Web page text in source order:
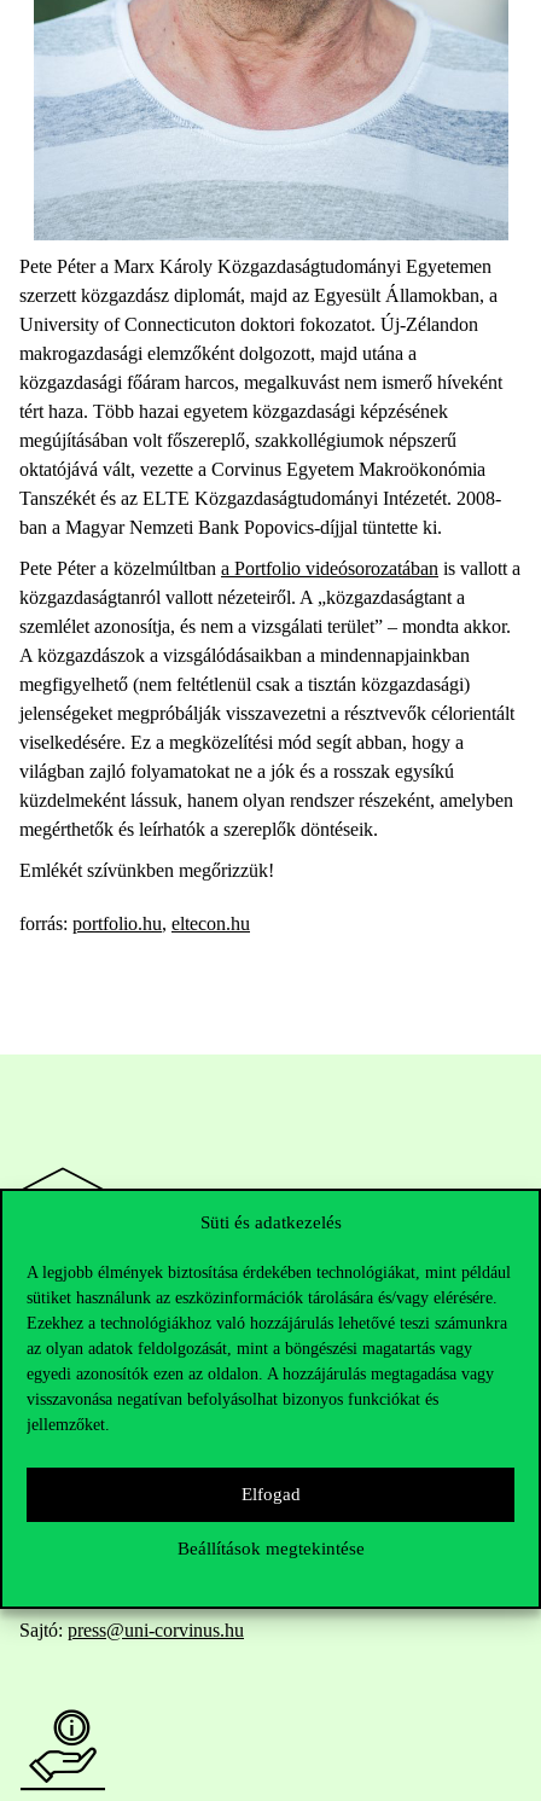
Süti és adatkezelés
A legjobb élmények biztosítása érdekében technológiákat, mint például
sütiket használunk az eszközinformációk tárolására és/vagy elérésére.
Ezekhez a technológiákhoz való hozzájárulás lehetővé teszi számunkra
az olyan adatok feldolgozását, mint a böngészési magatartás vagy
egyedi azonosítók ezen az oldalon. A hozzájárulás megtagadása vagy
visszavonása negatívan befolyásolhat bizonyos funkciókat és
jellemzőket.
Elfogad
Beállítások megtekintése
Pete Péter a Marx Károly Közgazdaságtudományi Egyetemen
szerzett közgazdász diplomát, majd az Egyesült Államokban, a
University of Connecticuton doktori fokozatot. Új-Zélandon
makrogazdasági elemzőként dolgozott, majd utána a
közgazdasági főáram harcos, megalkuvást nem ismerő híveként
tért haza. Több hazai egyetem közgazdasági képzésének
megújításában volt főszereplő, szakkollégiumok népszerű
oktatójává vált, vezette a Corvinus Egyetem Makroökonómia
Tanszékét és az ELTE Közgazdaságtudományi Intézetét. 2008-
ban a Magyar Nemzeti Bank Popovics-díjjal tüntette ki.
Pete Péter a közelmúltban a Portfolio videósorozatában is vallott a
közgazdaságtanról vallott nézeteiről. A „közgazdaságtant a
szemlélet azonosítja, és nem a vizsgálati terület” – mondta akkor.
A közgazdászok a vizsgálódásaikban a mindennapjainkban
megfigyelhető (nem feltétlenül csak a tisztán közgazdasági)
jelenségeket megpróbálják visszavezetni a résztvevők célorientált
viselkedésére. Ez a megközelítési mód segít abban, hogy a
világban zajló folyamatokat ne a jók és a rosszak egysíkú
küzdelmeként lássuk, hanem olyan rendszer részeként, amelyben
megérthetők és leírhatók a szereplők döntéseik.
Emlékét szívünkben megőrizzük!
forrás: portfolio.hu, eltecon.hu
Elérhetőségek
Telefonszám:+36 1 482 5000
Sajtó: press@uni-corvinus.hu